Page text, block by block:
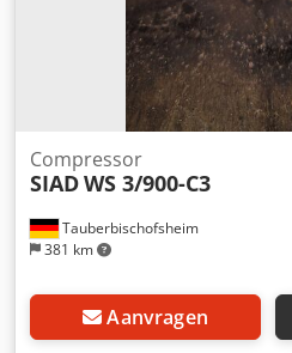
Tauberbischofsheim
381 km
Compressor
SIADWS 3/900-C3
Aanvragen